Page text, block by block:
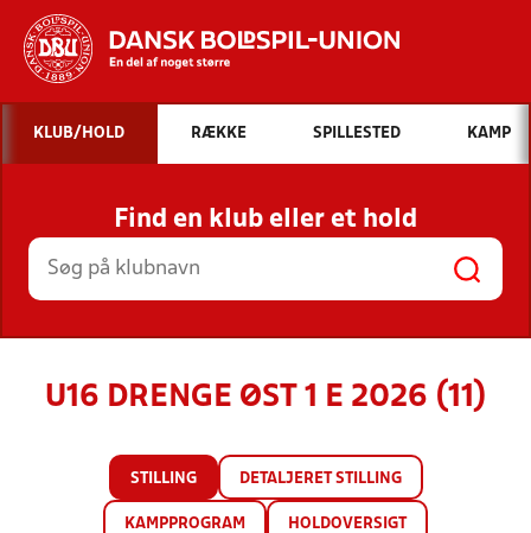
Hvad vil du søge efter?
INDHOLD OG NYHEDER
STILLINGER, RESULTATER, KLUBBER OG
HOLD
KLUB/HOLD RÆKKE SPILLESTED KAMP
Find en klub eller et hold
U16 DRENGE ØST 1 E 2026 (11)
STILLING DETALJERET STILLING
KAMPPROGRAM HOLDOVERSIGT